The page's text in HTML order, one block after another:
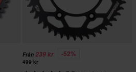
Från 239 kr -52%
499 kr